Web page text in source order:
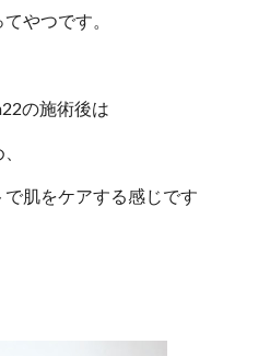
やつです。
の施術後は
肌をケアする感じです